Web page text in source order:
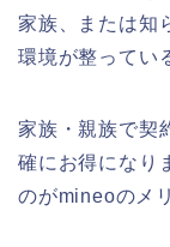
家族、または知
環境が整ってい
家族・親族で契
確にお得になり
のがmineoのメ